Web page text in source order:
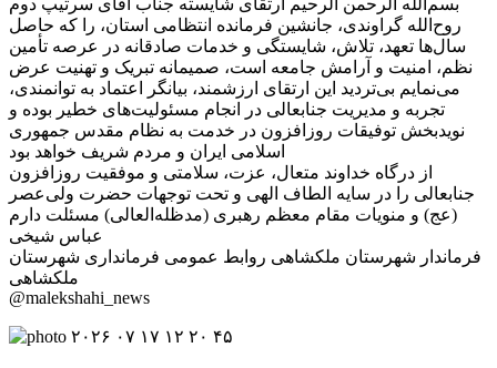
روح‌الله گراوندی، جانشین فرمانده انتظامی استان، را که حاصل
سال‌ها تعهد، تلاش، شایستگی و خدمات صادقانه در عرصه تأمین
نظم، امنیت و آرامش جامعه است، صمیمانه تبریک و تهنیت عرض
می‌نمایم بی‌تردید این ارتقای ارزشمند، بیانگر اعتماد به توانمندی،
تجربه و مدیریت جنابعالی در انجام مسئولیت‌های خطیر بوده و
نویدبخش توفیقات روزافزون در خدمت به نظام مقدس جمهوری
اسلامی ایران و مردم شریف خواهد بود
از درگاه خداوند متعال، عزت، سلامتی و موفقیت روزافزون
جنابعالی را در سایه الطاف الهی و تحت توجهات حضرت ولی‌عصر
(عج) و منویات مقام معظم رهبری (مدظله‌العالی) مسئلت دارم
عباس شیخی
فرماندار شهرستان ملکشاهی روابط عمومی فرمانداری شهرستان
ملکشاهی
@malekshahi_news